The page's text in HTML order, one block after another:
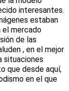
interesantes.
estaban
el mercado
de las
, en el mejor
situaciones
que desde aquí,
en el que